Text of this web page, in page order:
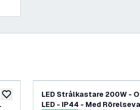
lägg till i önskelistan
LED Strålkastare 200W -
LED - IP44 - Med